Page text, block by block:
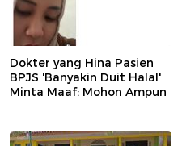
Dokter yang Hina Pasien
BPJS 'Banyakin Duit Halal'
Minta Maaf: Mohon Ampun